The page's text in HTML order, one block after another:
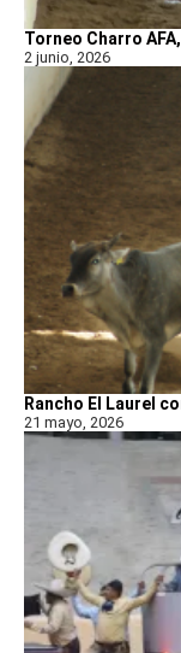
Torneo Charro
2 junio, 2026
Rancho El Laurel
21 mayo, 2026